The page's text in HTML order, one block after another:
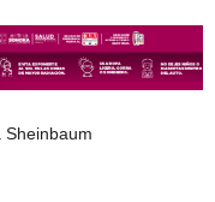
Sheinbaum